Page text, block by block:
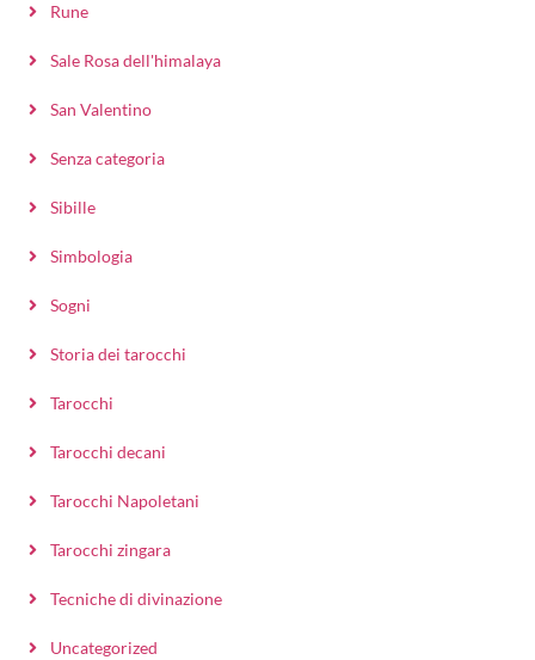
Rune
Sale Rosa dell'himalaya
San Valentino
Senza categoria
Sibille
Simbologia
Sogni
Storia dei tarocchi
Tarocchi
Tarocchi decani
Tarocchi Napoletani
Tarocchi zingara
Tecniche di divinazione
Uncategorized